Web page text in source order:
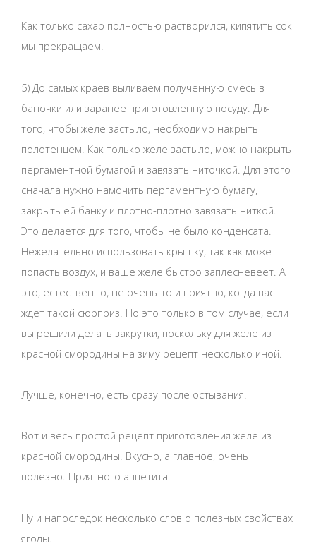
Как только сахар полностью растворился, кипятить сок
мы прекращаем.
5) До самых краев выливаем полученную смесь в
баночки или заранее приготовленную посуду. Для
того, чтобы желе застыло, необходимо накрыть
полотенцем. Как только желе застыло, можно накрыть
пергаментной бумагой и завязать ниточкой. Для этого
сначала нужно намочить пергаментную бумагу,
закрыть ей банку и плотно-плотно завязать ниткой.
Это делается для того, чтобы не было конденсата.
Нежелательно использовать крышку, так как может
попасть воздух, и ваше желе быстро заплесневеет. А
это, естественно, не очень-то и приятно, когда вас
ждет такой сюрприз. Но это только в том случае, если
вы решили делать закрутки, поскольку для желе из
красной смородины на зиму рецепт несколько иной.
Лучше, конечно, есть сразу после остывания.
Вот и весь простой рецепт приготовления желе из
красной смородины. Вкусно, а главное, очень
полезно. Приятного аппетита!
Ну и напоследок несколько слов о полезных свойствах
ягоды.